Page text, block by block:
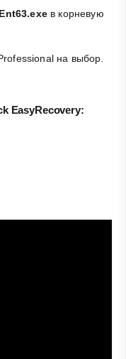
в корневую
на выбор.
EasyRecovery: